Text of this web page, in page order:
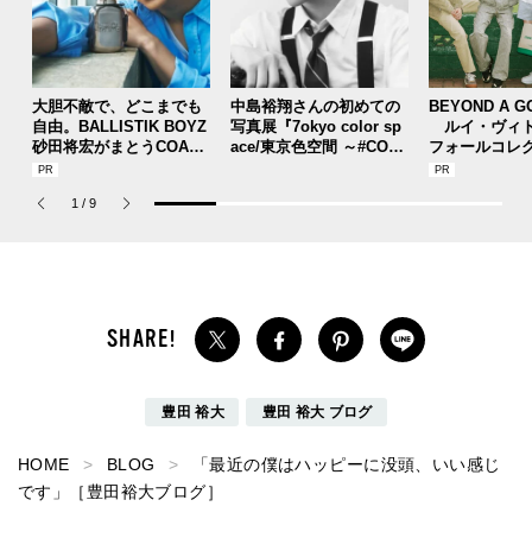
大胆不敵で、どこまでも
自由。BALLISTIK BOYZ
砂田将宏がまとうCOACH
の新作フレグランス「コ
パルファム」
中島裕翔さんの初めての
写真展『7okyo color sp
ace/東京色空間 ～#COT7
BEYOND A
ルイ・ヴィ
フォールコレ
描くプレッピ
1 / 9
豊田 裕大 豊田 裕大 ブログ
HOME BLOG
「最近の僕はハッピーに没頭、いい感じ
です」［豊田裕大ブログ］